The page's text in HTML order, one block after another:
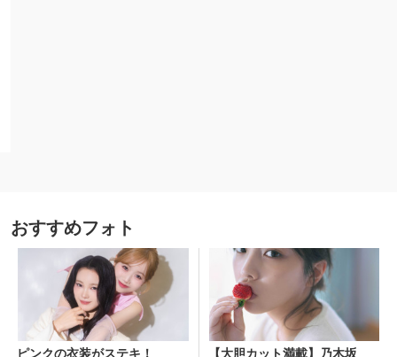
おすすめフォト
ピンクの衣装がステキ！
【大胆カット満載】乃木坂